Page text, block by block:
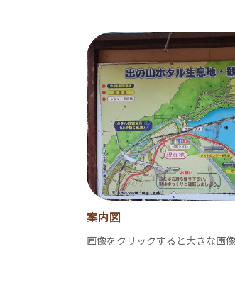
案内図
画像をクリックすると大きな画